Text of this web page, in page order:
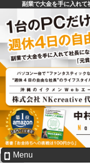
副業で大金を手に入れ
Menu